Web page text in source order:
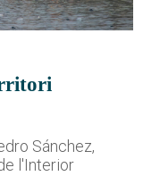
Sánchez,
l'Interior